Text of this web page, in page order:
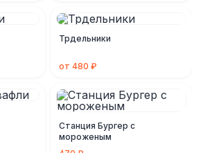
Трдельники
от 480 ₽
Станция Бургер с
мороженым